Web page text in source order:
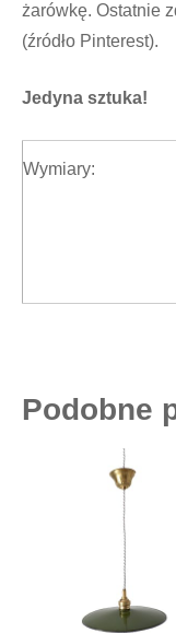
żarówkę. Ostatnie
(źródło Pinterest).
Jedyna sztuka!
Wymiary:
Podobne